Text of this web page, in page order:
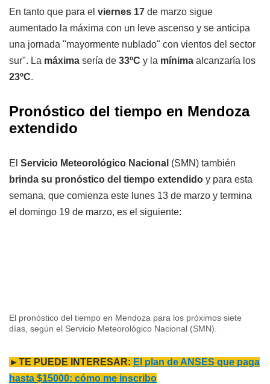
En tanto que para el viernes 17 de marzo sigue
aumentado la máxima con un leve ascenso y se anticipa
una jornada "mayormente nublado" con vientos del sector
sur". La máxima sería de 33ºC y la mínima alcanzaría los
23ºC.
Pronóstico del tiempo en Mendoza
extendido
El Servicio Meteorológico Nacional (SMN) también
brinda su pronóstico del tiempo extendido y para esta
semana, que comienza este lunes 13 de marzo y termina
el domingo 19 de marzo, es el siguiente:
El pronóstico del tiempo en Mendoza para los próximos siete
días, según el Servicio Meteorológico Nacional (SMN).
►TE PUEDE INTERESAR: El plan de ANSES que paga
hasta $15000: cómo me inscribo